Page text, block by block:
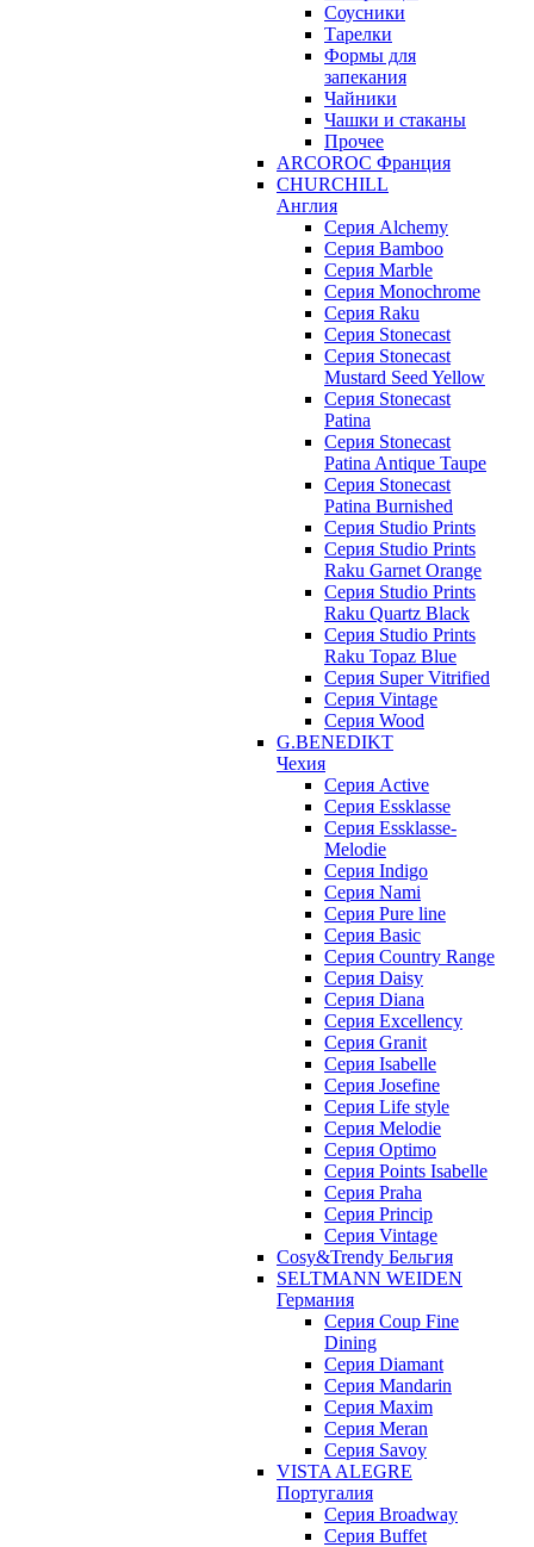
Соусники
Тарелки
Формы для
запекания
Чайники
Чашки и стаканы
Прочее
ARCOROC Франция
CHURCHILL
Англия
Серия Alchemy
Серия Bamboo
Серия Marble
Серия Monochrome
Серия Raku
Серия Stonecast
Серия Stonecast
Mustard Seed Yellow
Серия Stonecast
Patina
Серия Stonecast
Patina Antique Taupe
Серия Stonecast
Patina Burnished
Серия Studio Prints
Серия Studio Prints
Raku Garnet Orange
Серия Studio Prints
Raku Quartz Black
Серия Studio Prints
Raku Topaz Blue
Серия Super Vitrified
Серия Vintage
Серия Wood
G.BENEDIKT
Чехия
Cерия Active
Cерия Essklasse
Cерия Essklasse-
Melodie
Cерия Indigo
Cерия Nami
Cерия Pure line
Серия Basic
Серия Country Range
Серия Daisy
Серия Diana
Серия Excellency
Серия Granit
Серия Isabelle
Серия Josefine
Серия Life style
Серия Melodie
Серия Optimo
Серия Points Isabelle
Серия Praha
Серия Princip
Серия Vintage
Cosy&Trendy Бельгия
SELTMANN WEIDEN
Германия
Cерия Coup Fine
Dining
Cерия Diamant
Cерия Mandarin
Cерия Maxim
Серия Meran
Серия Savoy
VISTA ALEGRE
Португалия
Серия Broadway
Серия Buffet